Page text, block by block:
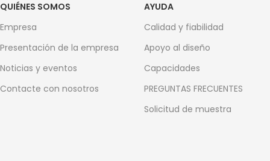
QUIÉNES SOMOS
Empresa
Presentación de la empresa
Noticias y eventos
Contacte con nosotros
AYUDA
Calidad y fiabilidad
Apoyo al diseño
Capacidades
PREGUNTAS FRECUENTES
Solicitud de muestra